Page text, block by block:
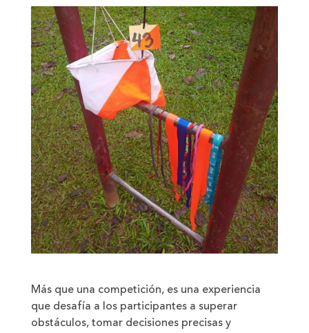
Más que una competición, es una experiencia
que desafía a los participantes a superar
obstáculos, tomar decisiones precisas y